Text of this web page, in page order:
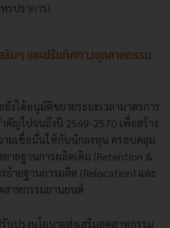
รปราการ)
ริมฯ และปรับทิศทางอุตสาหกรรม
งได้อนุมัติขยายระยะเวลามาตรการ
คัญไปจนถึงปี 2569-2570 เพื่อสร้าง
ามเชื่อมั่นให้กับนักลงทุน ครอบคลุม
ายฐานการผลิตเดิม (Retention &
ย้ายฐานการผลิต (Relocation) และ
สาหกรรมยานยนต์
บปรุงนโยบายส่งเสริมอุตสาหกรรม